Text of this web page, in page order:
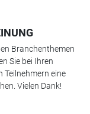
Branchenthemen
Sie bei Ihren
Teilnehmern eine
Vielen Dank!